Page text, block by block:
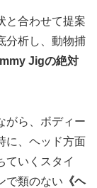
と合わせて提案
分析し、動物捕
Jigの絶対
がら、ボディー
に、ヘッド方面
ていくスタイ
で類のない 《ヘ